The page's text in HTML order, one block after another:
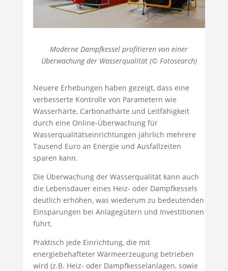
Moderne Dampfkessel profitieren von einer
Überwachung der Wasserqualität (© Fotosearch)
Neuere Erhebungen haben gezeigt, dass eine
verbesserte Kontrolle von Parametern wie
Wasserhärte, Carbonathärte und Leitfähigkeit
durch eine Online-Überwachung für
Wasserqualitätseinrichtungen jährlich mehrere
Tausend Euro an Energie und Ausfallzeiten
sparen kann.
Die Überwachung der Wasserqualität kann auch
die Lebensdauer eines Heiz- oder Dampfkessels
deutlich erhöhen, was wiederum zu bedeutenden
Einsparungen bei Anlagegütern und Investitionen
führt.
Praktisch jede Einrichtung, die mit
energiebehafteter Wärmeerzeugung betrieben
wird (z.B. Heiz- oder Dampfkesselanlagen, sowie